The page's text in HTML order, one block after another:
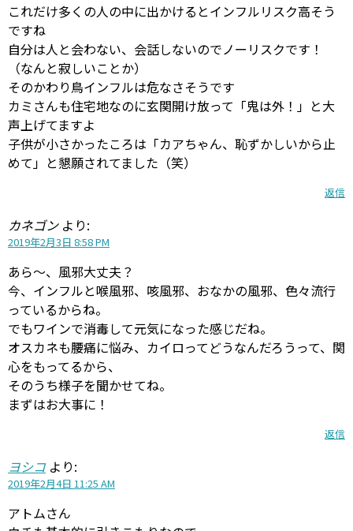
これだけ多くの人の中に出かけるとインフルリスク高そう
ですね
自分は人と会わない、会話しないのでノーリスクです！
（なんと寂しいことか）
そのかわり鳥インフルは危なさそうです
カミさんも住宅地なのに玄関開け放って「鬼は外！」と大
声上げてますよ
子供が小さかったころは「カアちゃん、恥ずかしいから止
めて」と懇願されてました（笑）
返信
カネゴン より:
2019年2月3日 8:58 PM
あら～、風邪大丈夫？
今、インフルと喉風邪、咳風邪、おなかの風邪、色々流行
っているからね。
でもワインで消毒して元気になった感じだね。
オスカネも腰痛に悩み、カイロってどうなんだろうって、関
心をもってるから、
そのうち様子を聞かせてね。
まずはお大事に！
返信
ヨシコ より:
2019年2月4日 11:25 AM
アトムさん